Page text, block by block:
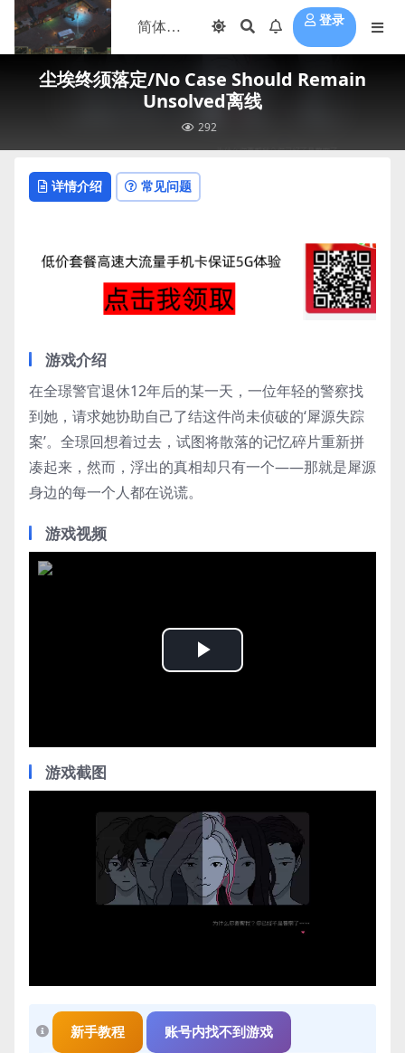
登录
尘埃终须落定/No Case Should Remain
Unsolved离线
292
详情介绍 常见问题
游戏介绍
在全璟警官退休12年后的某一天，一位年轻的警察找
到她，请求她协助自己了结这件尚未侦破的‘犀源失踪
案’。全璟回想着过去，试图将散落的记忆碎片重新拼
凑起来，然而，浮出的真相却只有一个——那就是犀源
身边的每一个人都在说谎。
游戏视频
Play
游戏截图
新手教程 账号内找不到游戏